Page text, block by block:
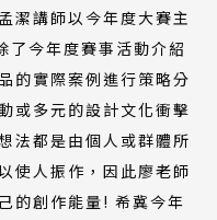
潔講師以今年度大賽主
今年度賽事活動介紹
的實際案例進行策略分
或多元的設計文化衝擊
法都是由個人或群體所
使人振作，因此廖老師
的創作能量! 希冀今年